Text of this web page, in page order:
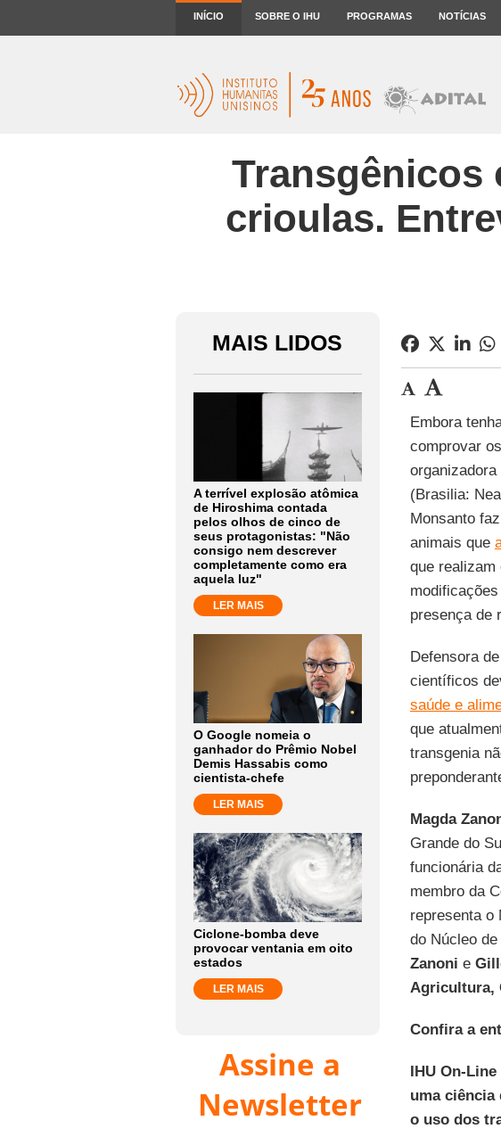
INÍCIO SOBRE O IHU PROGRAMAS NOTÍCIAS
Transgênicos
crioulas.
MAIS LIDOS
A terrível explosão atômica
de Hiroshima contada
pelos olhos de cinco de
seus protagonistas: "Não
consigo nem descrever
completamente como era
aquela luz"
LER MAIS
O Google nomeia o
ganhador do Prêmio Nobel
Demis Hassabis como
cientista-chefe
LER MAIS
Ciclone-bomba deve
provocar ventania em oito
estados
LER MAIS
Assine a
Newsletter
Embora
comprovar
(Brasilia:
Monsanto
animais que
que realizam
presença de
Defensora
científicos
saúde e
que
transgenia
Magda
Grande do
funcionária
membro da
representa o
do Núcleo
Zanoni e
Agricultura,
Confira a
IHU On-
uma ciência
o uso dos